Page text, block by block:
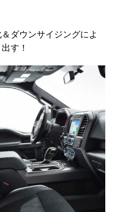
ダウンサイジングによ
す！